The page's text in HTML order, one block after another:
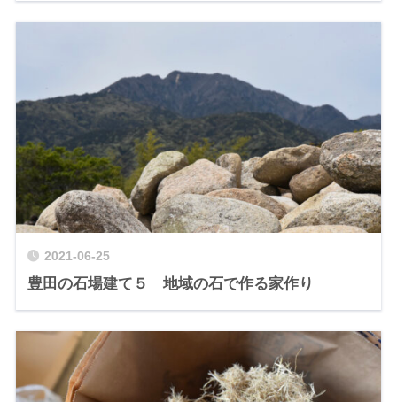
2021-06-25
豊田の石場建て５ 地域の石で作る家作り